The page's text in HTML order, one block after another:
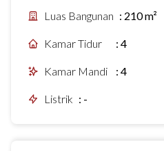
Luas Bangunan : 210 m²
Kamar Tidur : 4
Kamar Mandi : 4
Listrik : -